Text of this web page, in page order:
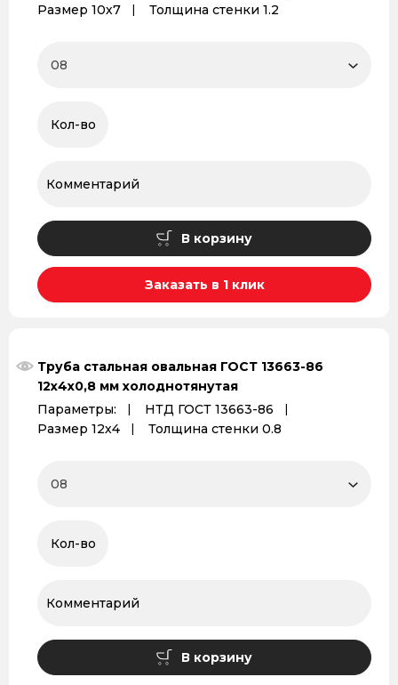
Размер 10х7
Толщина стенки 1.2
В корзину
Заказать в 1 клик
Труба стальная овальная ГОСТ 13663-86
12х4х0,8 мм холоднотянутая
Параметры:
НТД ГОСТ 13663-86
Размер 12х4
Толщина стенки 0.8
В корзину